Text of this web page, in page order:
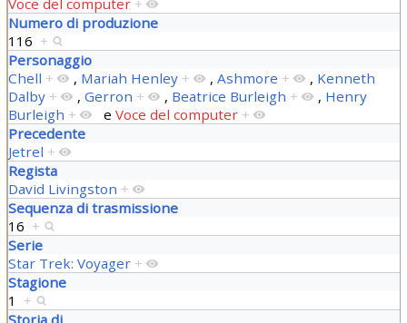
Numero di produzione
116 +
Personaggio
Chell + , Mariah Henley + , Ashmore + , Kenneth
Dalby + , Gerron + , Beatrice Burleigh + , Henry
Burleigh + e Voce del computer +
Precedente
Jetrel +
Regista
David Livingston +
Sequenza di trasmissione
16 +
Serie
Star Trek: Voyager +
Stagione
1 +
Storia di